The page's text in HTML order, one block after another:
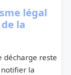
légal
la
décharge reste
la